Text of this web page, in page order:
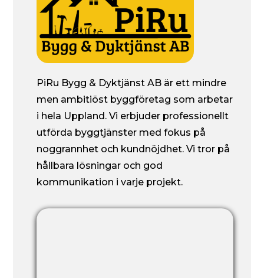
PiRu Bygg & Dyktjänst AB är ett mindre
men ambitiöst byggföretag som arbetar
i hela Uppland. Vi erbjuder professionellt
utförda byggtjänster med fokus på
noggrannhet och kundnöjdhet. Vi tror på
hållbara lösningar och god
kommunikation i varje projekt.